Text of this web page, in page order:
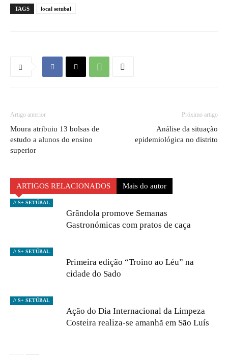
TAGS local setubal
Artigo anterior
Moura atribuiu 13 bolsas de
estudo a alunos do ensino
superior
Próximo artigo
Análise da situação
epidemiológica no distrito
ARTIGOS RELACIONADOS Mais do autor
// S+ SETÚBAL
Grândola promove Semanas
Gastronómicas com pratos de caça
// S+ SETÚBAL
Primeira edição “Troino ao Léu” na
cidade do Sado
// S+ SETÚBAL
Ação do Dia Internacional da Limpeza
Costeira realiza-se amanhã em São Luís